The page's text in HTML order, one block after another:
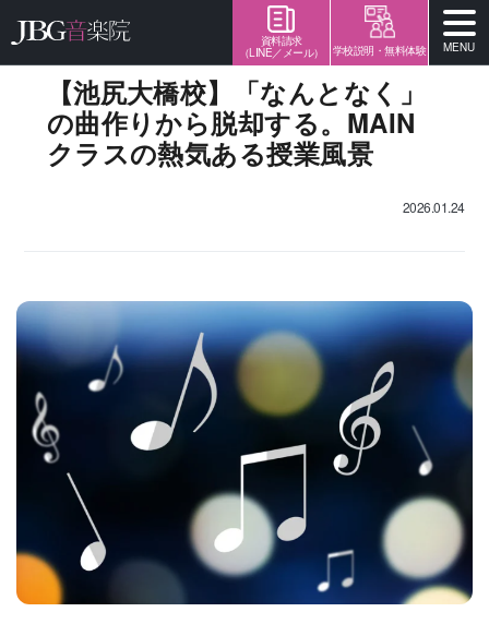
資料請求
（LINE／メール） 学校説明・無料体験 MENU
【池尻大橋校】「なんとなく」
の曲作りから脱却する。MAIN
クラスの熱気ある授業風景
2026.01.24